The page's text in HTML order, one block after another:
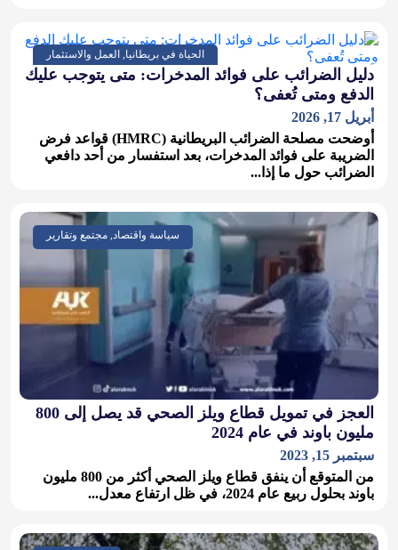
الحياة في بريطانيا, العمل والاستثمار
دليل الضرائب على فوائد المدخرات: متى يتوجب عليك
الدفع ومتى تُعفى؟
أبريل 17, 2026
أوضحت مصلحة الضرائب البريطانية (HMRC) قواعد فرض
الضريبة على فوائد المدخرات، بعد استفسار من أحد دافعي
الضرائب حول ما إذا...
سياسة واقتصاد, مجتمع وتقارير
العجز في تمويل قطاع ويلز الصحي قد يصل إلى 800
مليون باوند في عام 2024
سبتمبر 15, 2023
من المتوقع أن ينفق قطاع ويلز الصحي أكثر من 800 مليون
باوند بحلول ربيع عام 2024، في ظل ارتفاع معدل...